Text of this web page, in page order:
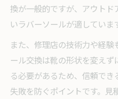
換が一般的ですが、アウト
いラバーソールが適していま
また、修理店の技術力や経
ール交換は靴の形状を変え
る必要があるため、信頼で
失敗を防ぐポイントです。